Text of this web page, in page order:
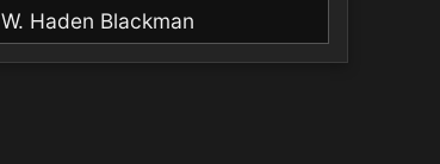
W. Haden Blackman